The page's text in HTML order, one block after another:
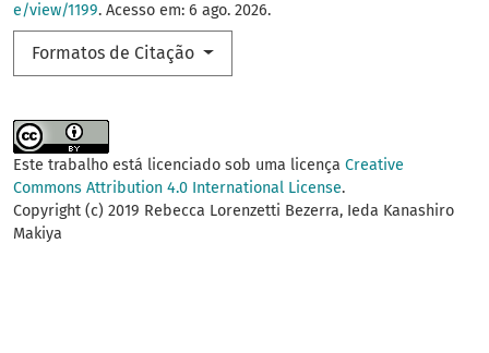
e/view/1199. Acesso em: 6 ago. 2026.
Formatos de Citação
Este trabalho está licenciado sob uma licença Creative
Commons Attribution 4.0 International License.
Copyright (c) 2019 Rebecca Lorenzetti Bezerra, Ieda Kanashiro
Makiya